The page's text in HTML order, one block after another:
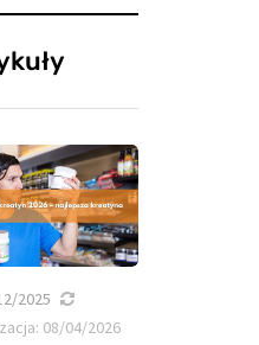
2025
08/04/2026